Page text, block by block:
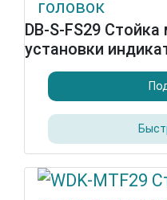
DB-S-FS29
установки